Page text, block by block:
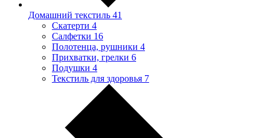
Домашний текстиль 41
Скатерти 4
Салфетки 16
Полотенца, рушники 4
Прихватки, грелки 6
Подушки 4
Текстиль для здоровья 7